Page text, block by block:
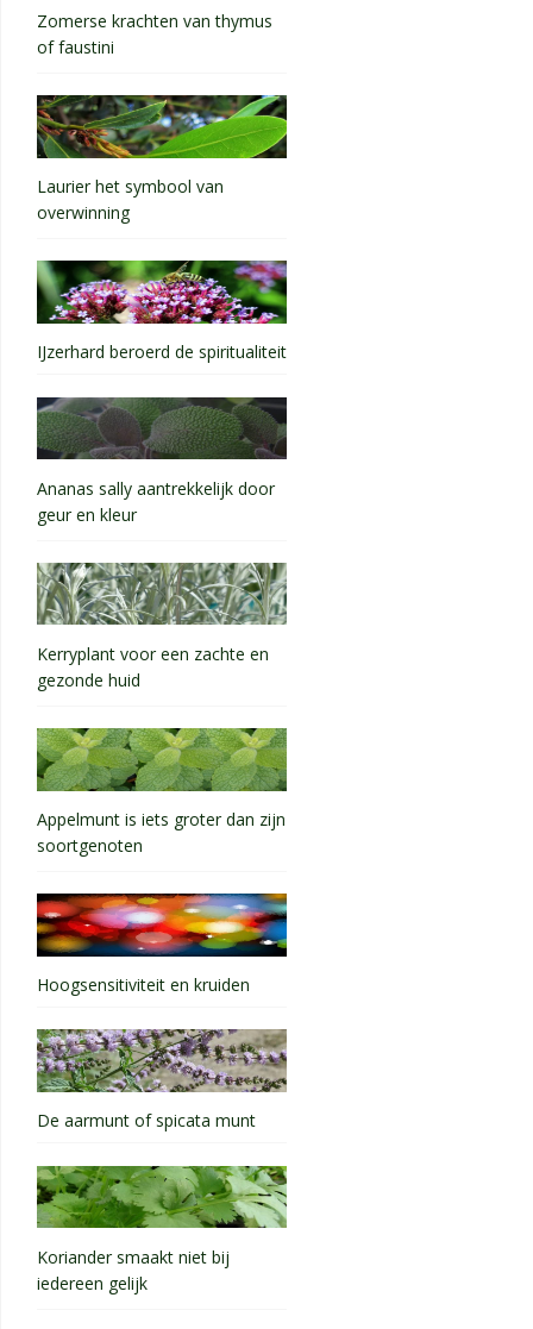
Zomerse krachten van thymus
of faustini
Laurier het symbool van
overwinning
IJzerhard beroerd de spiritualiteit
Ananas sally aantrekkelijk door
geur en kleur
Kerryplant voor een zachte en
gezonde huid
Appelmunt is iets groter dan zijn
soortgenoten
Hoogsensitiviteit en kruiden
De aarmunt of spicata munt
Koriander smaakt niet bij
iedereen gelijk